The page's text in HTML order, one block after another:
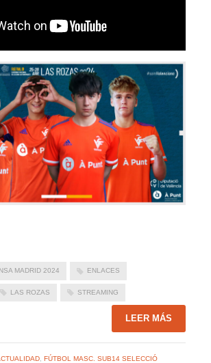
MADRID 2024 ENLACES
LAS ROZAS STREAMING
LEER MÁS
, FÚTBOL MASC. SUB14 SELECCIÓ